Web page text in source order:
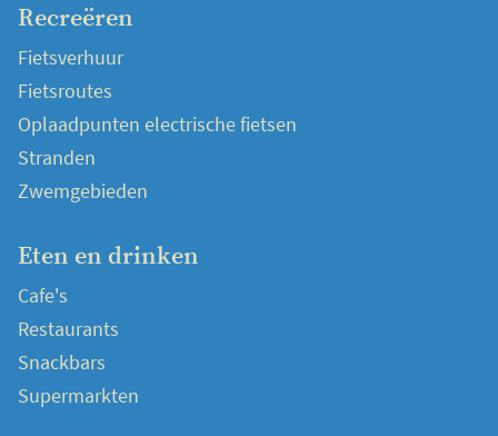
Recreëren
Fietsverhuur
Fietsroutes
Oplaadpunten electrische fietsen
Stranden
Zwemgebieden
Eten en drinken
Cafe's
Restaurants
Snackbars
Supermarkten